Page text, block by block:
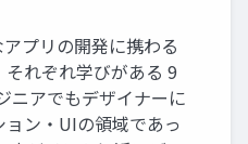
アプリの開発に携わる
それぞれ学びがある 9
ニアでもデザイナーに
ン・UIの領域であっ